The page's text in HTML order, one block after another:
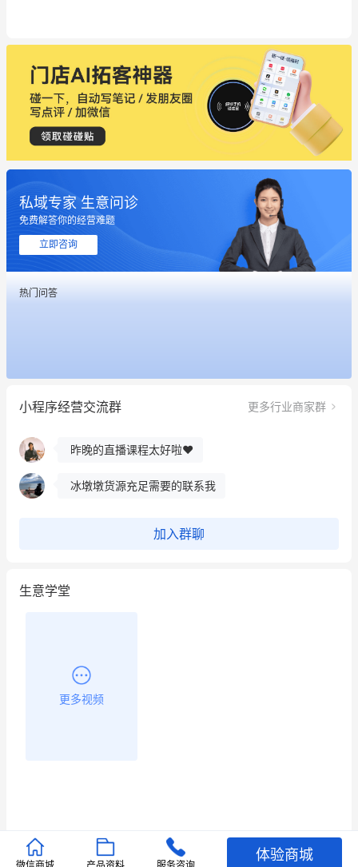
私域专家 生意问诊
免费解答你的经营难题
立即咨询
热门问答
小程序经营交流群 更多行业商家群
用有赞就能在微信、小红书同时经营了
餐饮也得靠私域和服务提高竞争力
昨晚的直播课程太好啦❤️
冰墩墩货源充足需要的联系我
加入群聊
生意学堂
更多视频
推荐文章
体验商城